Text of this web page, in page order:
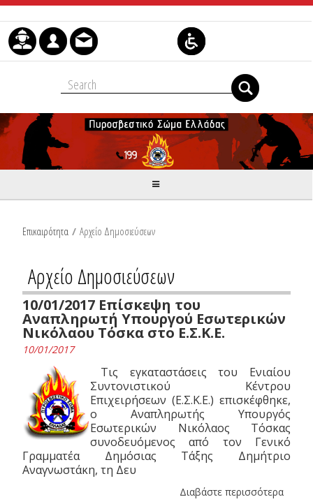
Μετάβαση στο περιεχόμενο
Επικαιρότητα / Αρχείο Δημοσιεύσεων
Αρχείο Δημοσιεύσεων
10/01/2017 Επίσκεψη του
Αναπληρωτή Υπουργού Εσωτερικών
Νικόλαου Τόσκα στο Ε.Σ.Κ.Ε.
10/01/2017
Τις εγκαταστάσεις του Ενιαίου
Συντονιστικού Κέντρου
Επιχειρήσεων (Ε.Σ.Κ.Ε.) επισκέφθηκε,
ο Αναπληρωτής Υπουργός
Εσωτερικών Νικόλαος Τόσκας
συνοδευόμενος από τον Γενικό
Γραμματέα Δημόσιας Τάξης Δημήτριο
Αναγνωστάκη, τη Δευ
Διαβάστε περισσότερα